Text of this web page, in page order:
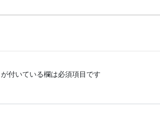
が付いている欄は必須項目です